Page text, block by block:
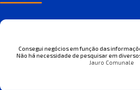
Consegui negócios em função das
Não há necessidade de pesquisar em
Jauro Comunale